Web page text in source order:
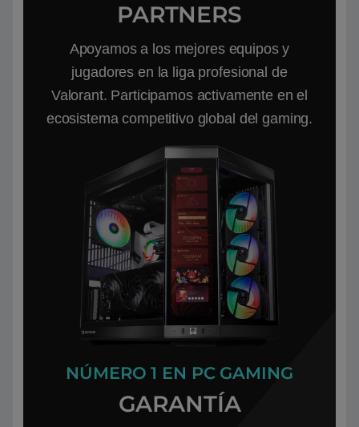
NÚMERO 1 EN PC GAMING
GARANTÍA
PARTNERS
Apoyamos a los mejores equipos y
jugadores en la liga profesional de
Valorant. Participamos activamente en el
ecosistema competitivo global del gaming.